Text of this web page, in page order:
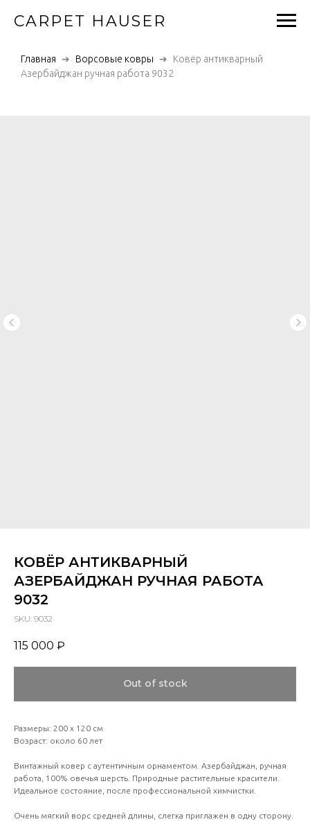
CARPET HAUSER
Главная Ворсовые ковры
Ковёр антикварный
Азербайджан ручная работа 9032
КОВЁР АНТИКВАРНЫЙ
АЗЕРБАЙДЖАН РУЧНАЯ РАБОТА
9032
SKU: 9032
115 000 ₽
Out of stock
Размеры: 200 х 120 см
Возраст: около 60 лет
Винтажный ковер с аутентичным орнаментом. Азербайджан, ручная
работа, 100% овечья шерсть. Природные растительные красители.
Идеальное состояние, после профессиональной химчистки.
Очень мягкий ворс средней длины, слегка приглажен в одну сторону.